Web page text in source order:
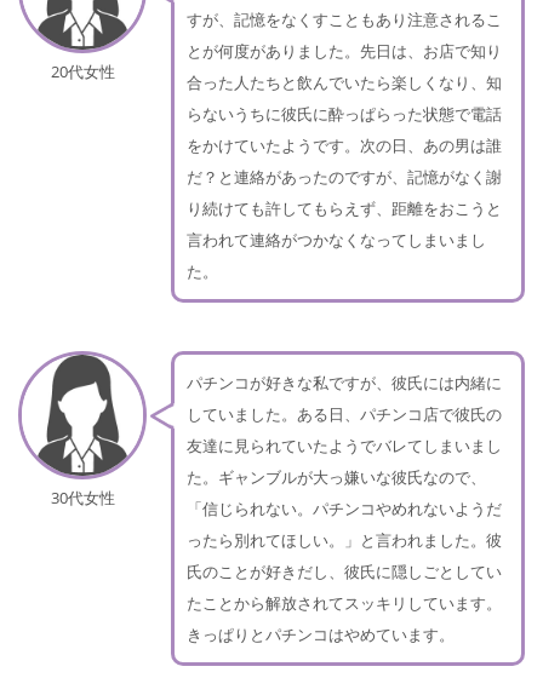
20代女性
すが、記憶をなくすこともあり注意されるこ
とが何度がありました。先日は、お店で知り
合った人たちと飲んでいたら楽しくなり、知
らないうちに彼氏に酔っぱらった状態で電話
をかけていたようです。次の日、あの男は誰
だ？と連絡があったのですが、記憶がなく謝
り続けても許してもらえず、距離をおこうと
言われて連絡がつかなくなってしまいまし
た。
30代女性
パチンコが好きな私ですが、彼氏には内緒に
していました。ある日、パチンコ店で彼氏の
友達に見られていたようでバレてしまいまし
た。ギャンブルが大っ嫌いな彼氏なので、
「信じられない。パチンコやめれないようだ
ったら別れてほしい。」と言われました。彼
氏のことが好きだし、彼氏に隠しごとしてい
たことから解放されてスッキリしています。
きっぱりとパチンコはやめています。